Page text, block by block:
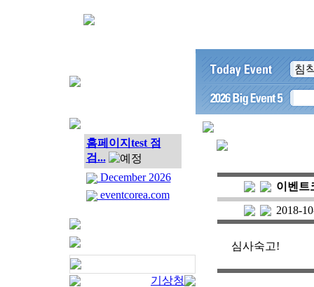
침
홈페이지test 점
검...
December 2026
eventcorea.com
기상청
이벤트
2018-
심사숙고!